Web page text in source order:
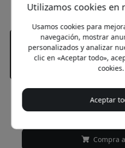
Precio
12.99
Compra
Utilizamos cookies en
Usamos cookies para
navegación, mostrar
personalizados y analizar
clic en «Aceptar todo»,
cookies.
Aceptar